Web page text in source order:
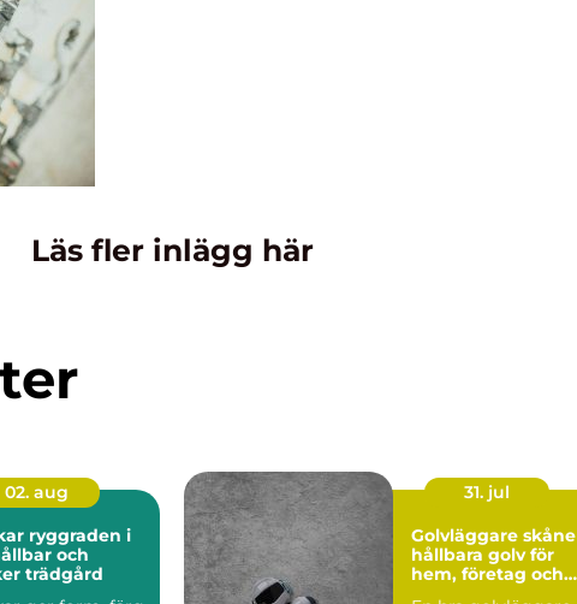
Läs fler inlägg här
02. aug
i
och
trädgård
31. jul
Golvläggare skåne
hållbara golv för
hem, företag och